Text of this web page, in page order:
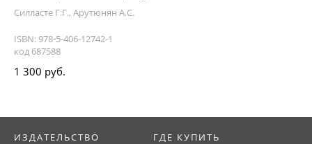
Силласте Г.Г., Арутюнян А.С.
ISBN: 978-5-406-12742-1
код 687588
1 300 руб.
ИЗДАТЕЛЬСТВО ГДЕ КУПИТЬ